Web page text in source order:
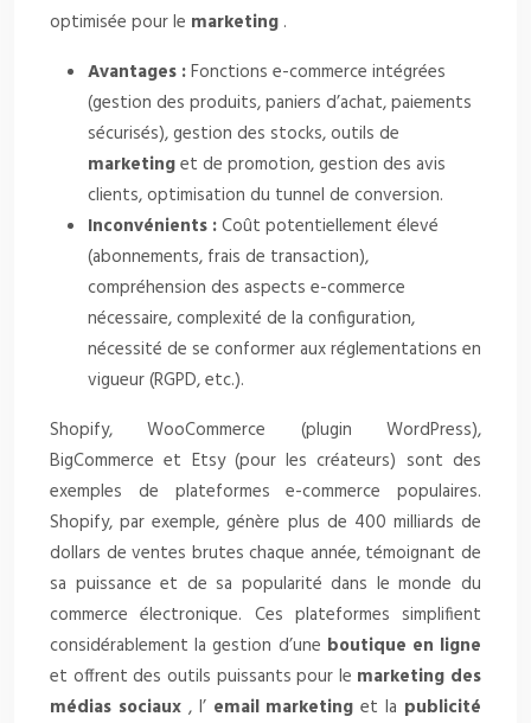
optimisée pour le marketing .
Avantages :Fonctions e-commerce intégrées
(gestion des produits, paniers d’achat, paiements
sécurisés), gestion des stocks, outils de
marketinget de promotion, gestion des avis
clients, optimisation du tunnel de conversion.
Inconvénients :Coût potentiellement élevé
(abonnements, frais de transaction),
compréhension des aspects e-commerce
nécessaire, complexité de la configuration,
nécessité de se conformer aux réglementations en
vigueur (RGPD, etc.).
Shopify, WooCommerce (plugin WordPress),
BigCommerce et Etsy (pour les créateurs) sont des
exemples de plateformes e-commerce populaires.
Shopify, par exemple, génère plus de 400 milliards de
dollars de ventes brutes chaque année, témoignant de
sa puissance et de sa popularité dans le monde du
commerce électronique. Ces plateformes simplifient
considérablement la gestion d’une boutique en ligne
et offrent des outils puissants pour le marketing des
médias sociaux , l’ email marketinget la publicité